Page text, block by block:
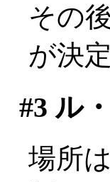
その
が決
#3 ル
場所は